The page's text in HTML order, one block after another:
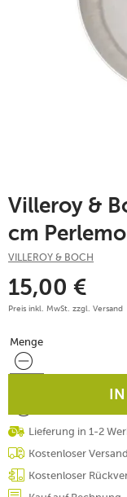
Villeroy &
cm
VILLEROY & BOCH
15,00 €
Preis inkl. MwSt. zzgl. Versand
Menge
Menge
Lieferung in 1-2
Kostenloser
Kostenloser